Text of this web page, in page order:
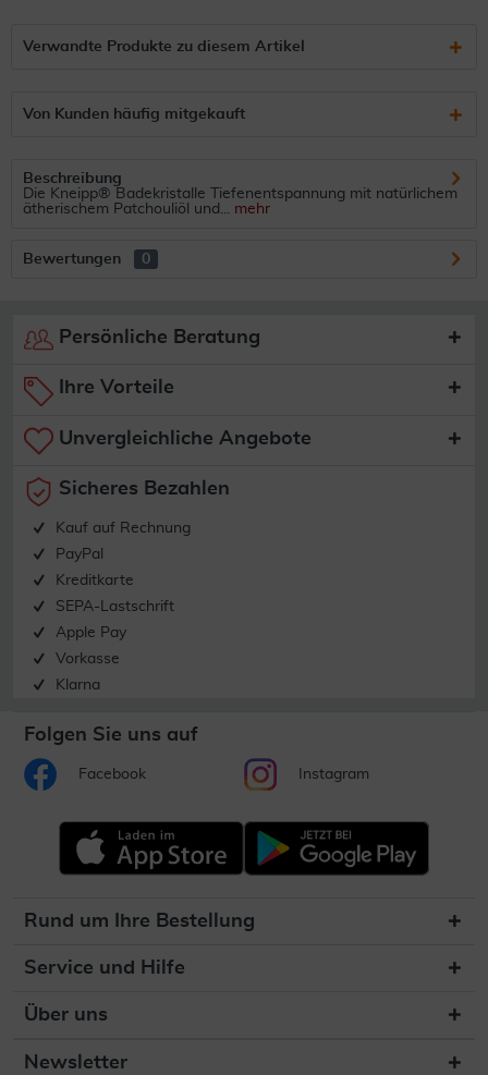
Verwandte Produkte zu diesem Artikel
Von Kunden häufig mitgekauft
Beschreibung
Die Kneipp® Badekristalle Tiefenentspannung mit natürlichem
ätherischem Patchouliöl und... mehr
Bewertungen 0
Persönliche Beratung
Ihre Vorteile
Unvergleichliche Angebote
Sicheres Bezahlen
Kauf auf Rechnung
PayPal
Kreditkarte
SEPA-Lastschrift
Apple Pay
Vorkasse
Klarna
Folgen Sie uns auf
Facebook Instagram
Rund um Ihre Bestellung
Service und Hilfe
Über uns
Newsletter